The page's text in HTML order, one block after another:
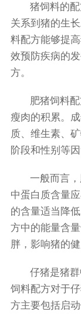
猪饲料的
关系到猪的生
料配方能够提
效预防疾病的
方。
肥猪饲料
瘦肉的积累。
质、维生素、
阶段和性别等因
一般而言
中蛋白质含量
的含量适当降
方中的能量含
胖，影响猪的健
仔猪是猪
饲料配方对于
方主要包括启